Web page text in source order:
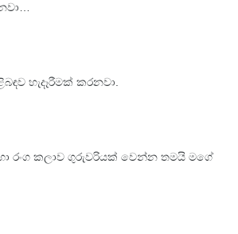
හැදෑරීමක් කරනවා.
රංග කලාව ගුරුවරියක් වෙන්න තමයි මගේ